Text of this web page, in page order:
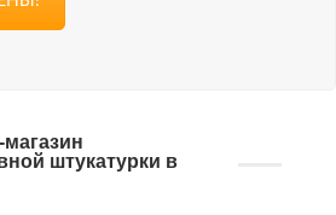
магазин
штукатурки в